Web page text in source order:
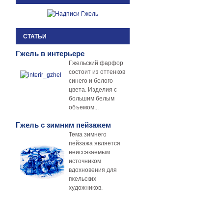
СТАТЬИ
Гжель в интерьере
Гжельский фарфор
состоит из оттенков
синего и белого
цвета. Изделия с
большим белым
объемом...
Гжель с зимним пейзажем
Тема зимнего
пейзажа является
неиссякаемым
источником
вдохновения для
гжельских
художников.